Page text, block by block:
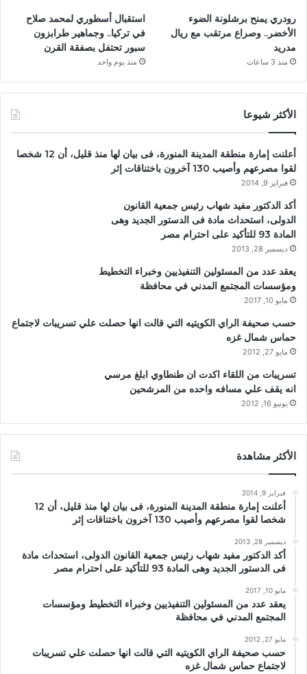
رودري يمنح برشلونة الضوء
الأخضر.. وصراع مرتقب مع ريال
مدريد
منذ 3 ساعات
استقبال أسطوري لمحمد صلاح
في تركيا.. وجماهير طرابزون
سبور تحتفل بصفقة القرن
منذ يوم واحد
الأكثر شيوعا
أعلنت إمارة منطقة المدينة المنورة، فى بيان لها منذ قليل، أن 12 شخصا
لقوا مصرعهم وأصيب 130 آخرون باختناقات إثر
فبراير 9, 2014
أكد الدكتور مفيد شهاب رئيس جمعية القانون
الدولى، استحداث مادة فى الدستور الجديد وهى
المادة 93 للتأكيد على احترام مصر
ديسمبر 28, 2013
يعقد عدد من المسئولين التنفيذيين وخبراء التخطيط
ومؤسسات المجتمع المدني في محافظة
مايو 10, 2017
حسب صحيفة الراي الكويتيه التي قالت انها حصلت علي تسريبات لاجتماع
حماس شمال غزه
مايو 27, 2012
تسريبات من اللقاء اكدت ان طنطاوي ابلغ مرسي
انه يقف علي مسافه واحده من المرشحين
يونيو 16, 2012
الأكثر مشاهدة
فبراير 9, 2014
أعلنت إمارة منطقة المدينة المنورة، فى بيان لها منذ قليل، أن 12
شخصا لقوا مصرعهم وأصيب 130 آخرون باختناقات إثر
ديسمبر 28, 2013
أكد الدكتور مفيد شهاب رئيس جمعية القانون الدولى، استحداث مادة
فى الدستور الجديد وهى المادة 93 للتأكيد على احترام مصر
مايو 10, 2017
يعقد عدد من المسئولين التنفيذيين وخبراء التخطيط ومؤسسات
المجتمع المدني في محافظة
مايو 27, 2012
حسب صحيفة الراي الكويتيه التي قالت انها حصلت علي تسريبات
لاجتماع حماس شمال غزه